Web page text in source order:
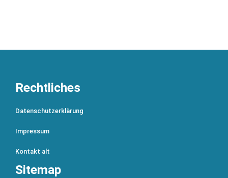
Rechtliches
Datenschutzerklärung
Impressum
Kontakt alt
Sitemap